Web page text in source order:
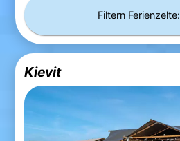
Filtern Ferienzelte:
Kievit